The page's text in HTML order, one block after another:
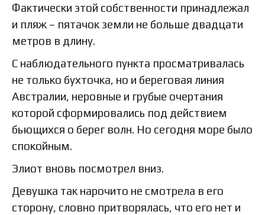
Фактически этой собственности принадлежал
и пляж – пятачок земли не больше двадцати
метров в длину.
С наблюдательного пункта просматривалась
не только бухточка, но и береговая линия
Австралии, неровные и грубые очертания
которой сформировались под действием
бьющихся о берег волн. Но сегодня море было
спокойным.
Элиот вновь посмотрел вниз.
Девушка так нарочито не смотрела в его
сторону, словно притворялась, что его нет и